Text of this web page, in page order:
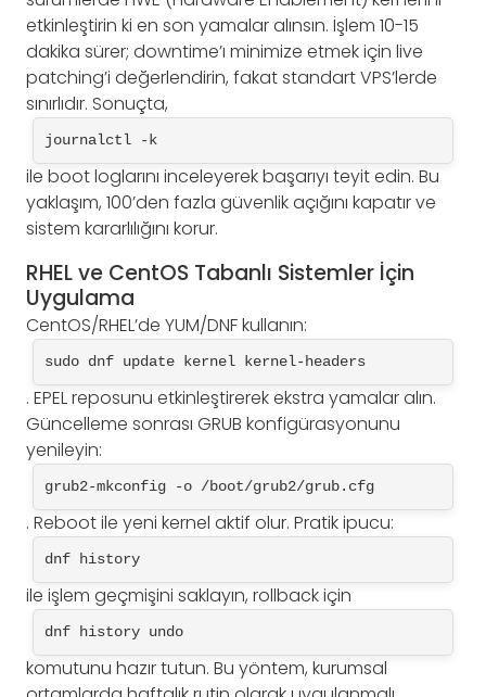
etkinleştirin ki en son yamalar alınsın. İşlem 10-15
dakika sürer; downtime’ı minimize etmek için live
patching’i değerlendirin, fakat standart VPS’lerde
sınırlıdır. Sonuçta,
journalctl -k
ile boot loglarını inceleyerek başarıyı teyit edin. Bu
yaklaşım, 100’den fazla güvenlik açığını kapatır ve
sistem kararlılığını korur.
RHEL ve CentOS Tabanlı Sistemler İçin
Uygulama
CentOS/RHEL’de YUM/DNF kullanın:
sudo dnf update kernel kernel-headers
. EPEL reposunu etkinleştirerek ekstra yamalar alın.
Güncelleme sonrası GRUB konfigürasyonunu
yenileyin:
grub2-mkconfig -o /boot/grub2/grub.cfg
. Reboot ile yeni kernel aktif olur. Pratik ipucu:
dnf history
ile işlem geçmişini saklayın, rollback için
dnf history undo
komutunu hazır tutun. Bu yöntem, kurumsal